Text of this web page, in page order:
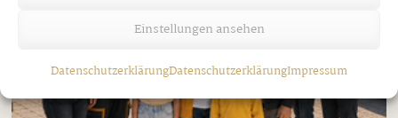
Einstellungen ansehen
DatenschutzerklärungDatenschutzerklärungImpressum